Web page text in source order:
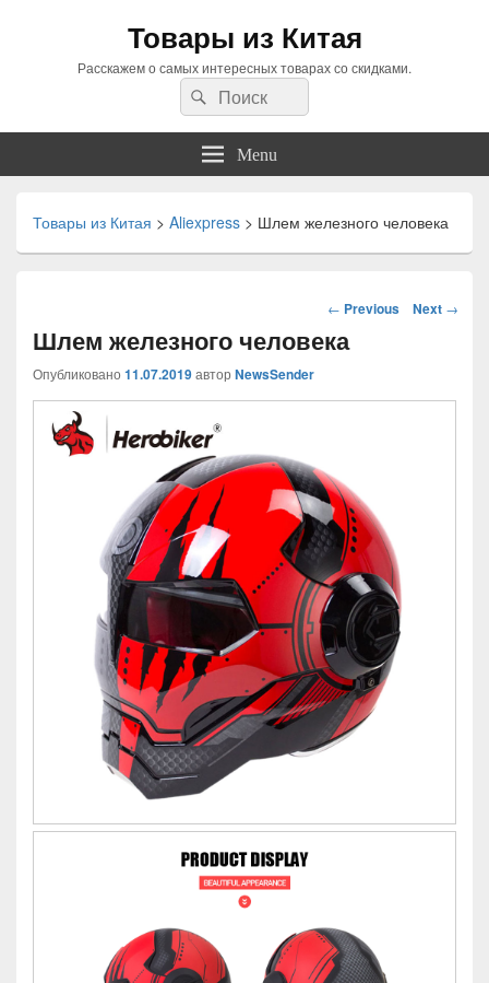
Товары из Китая
Расскажем о самых интересных товарах со скидками.
Search
for:
Search
Menu
Товары из Китая > Aliexpress > Шлем железного человека
Навигация
статьям
← Previous Next →
Шлем железного человека
Опубликовано 11.07.2019автор NewsSender